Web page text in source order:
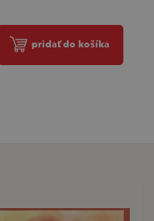
pridať do košíka